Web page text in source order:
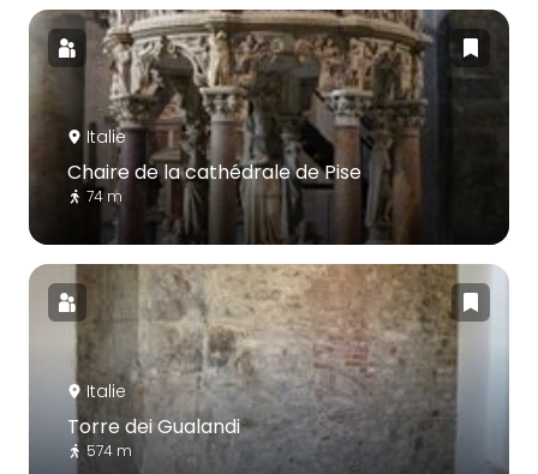
Italie
Chaire de la cathédrale de Pise
74 m
Italie
Torre dei Gualandi
574 m